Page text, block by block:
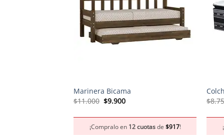
Marinera Bicama
$11.000 El
$11.000.
$9.900El
$9.900.
¡Compralo en 12 cuotasde $917!
$